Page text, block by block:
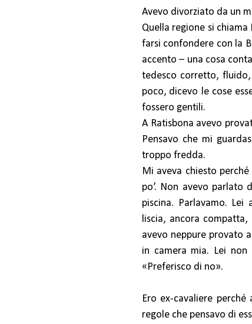
Avevo divorziato da un
Quella regione si
farsi confondere con la
accento – una cosa
tedesco corretto, fluido,
poco, dicevo le cose
fossero gentili.
A Ratisbona avevo
Pensavo che mi
troppo fredda.
Mi aveva chiesto
po’. Non avevo parlato
piscina. Parlavamo.
liscia, ancora
avevo neppure provato
in camera mia. Lei
«Preferisco di no».
Ero ex-cavaliere
regole che pensavo di